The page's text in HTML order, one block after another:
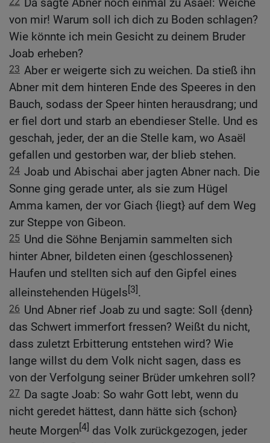
Da sagte Abner noch einmal zu Asaël: Weiche
von mir! Warum soll ich dich zu Boden schlagen?
Wie könnte ich mein Gesicht zu deinem Bruder
Joab erheben?
23 Aber er weigerte sich zu weichen. Da stieß ihn
Abner mit dem hinteren Ende des Speeres in den
Bauch, sodass der Speer hinten herausdrang; und
er fiel dort und starb an ebendieser Stelle. Und es
geschah, jeder, der an die Stelle kam, wo Asaël
gefallen und gestorben war, der blieb stehen.
24 Joab und Abischai aber jagten Abner nach. Die
Sonne ging gerade unter, als sie zum Hügel
Amma kamen, der vor Giach {liegt} auf dem Weg
zur Steppe von Gibeon.
25 Und die Söhne Benjamin sammelten sich
hinter Abner, bildeten einen {geschlossenen}
Haufen und stellten sich auf den Gipfel eines
alleinstehenden Hügels[3].
26 Und Abner rief Joab zu und sagte: Soll {denn}
das Schwert immerfort fressen? Weißt du nicht,
dass zuletzt Erbitterung entstehen wird? Wie
lange willst du dem Volk nicht sagen, dass es
von der Verfolgung seiner Brüder umkehren soll?
27 Da sagte Joab: So wahr Gott lebt, wenn du
nicht geredet hättest, dann hätte sich {schon}
heute Morgen[4] das Volk zurückgezogen, jeder